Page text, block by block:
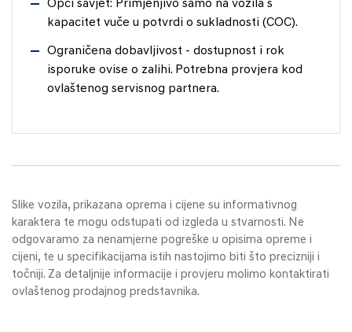
Opći savjet: Primjenjivo samo na vozila s
kapacitet vuče u potvrdi o sukladnosti (COC).
Ograničena dobavljivost - dostupnost i rok
isporuke ovise o zalihi. Potrebna provjera kod
ovlaštenog servisnog partnera.
Slike vozila, prikazana oprema i cijene su informativnog
karaktera te mogu odstupati od izgleda u stvarnosti. Ne
odgovaramo za nenamjerne pogreške u opisima opreme i
cijeni, te u specifikacijama istih nastojimo biti što precizniji i
točniji. Za detaljnije informacije i provjeru molimo kontaktirati
ovlaštenog prodajnog predstavnika.